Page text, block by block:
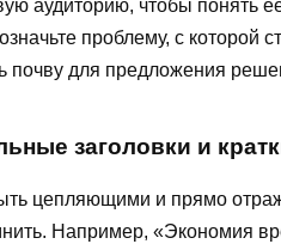
аудиторию, чтобы понять
проблему, с которой
почву для предложения
заголовки и
цепляющими и прямо
Например, «Экономия